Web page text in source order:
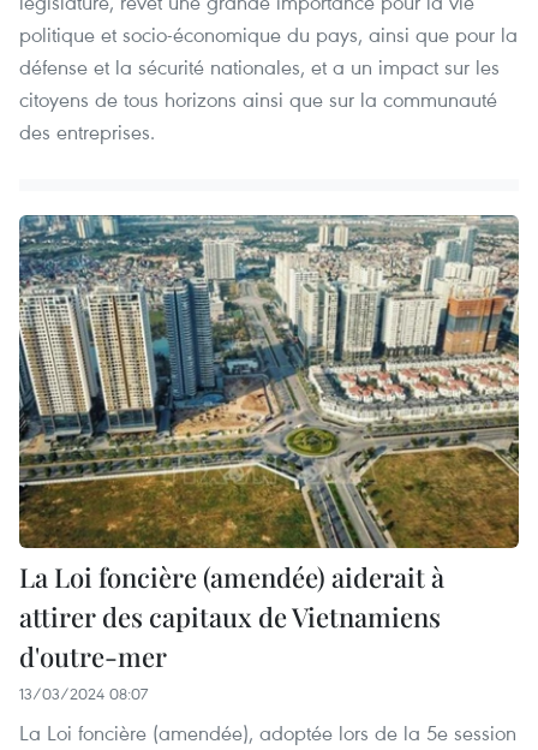
politique et socio-économique du pays, ainsi que pour la
défense et la sécurité nationales, et a un impact sur les
citoyens de tous horizons ainsi que sur la communauté
des entreprises.
La Loi foncière (amendée) aiderait à
attirer des capitaux de Vietnamiens
d'outre-mer
13/03/2024 08:07
La Loi foncière (amendée), adoptée lors de la 5e session